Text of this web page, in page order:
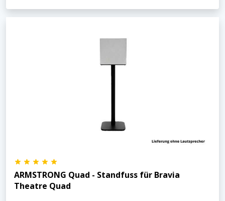
ARMSTRONG Quad - Standfuss für Bravia
Theatre Quad